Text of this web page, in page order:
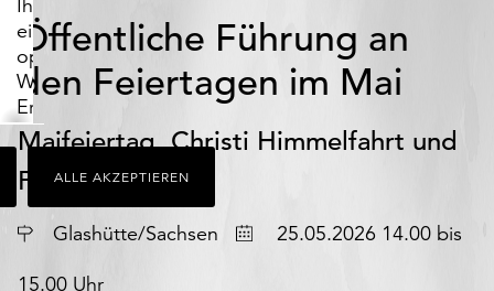
ein
optimales
Webseiten-
Erlebnis
zu
bieten.
Dazu
zählen
Cookies,
für
ALLE AKZEPTIEREN
Öffentliche Führung an
den Feiertagen im Mai
Maifeiertag, Christi Himmelfahrt und
Pfingstmontag
Glashütte/Sachsen Datum25.05.2026 14.00 bis
15.00 Uhr